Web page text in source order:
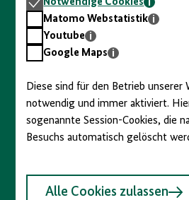
Cookies
Matomo
Webstatistik
Matomo Webstatistik
Youtube
Youtube
GoogleGoogle Maps
Diese sind für den Betrieb unserer
notwendig und immer aktiviert.
sogenannte Session-Cookies, die
Besuchs automatisch gelöscht
Alle Cookies zulassen